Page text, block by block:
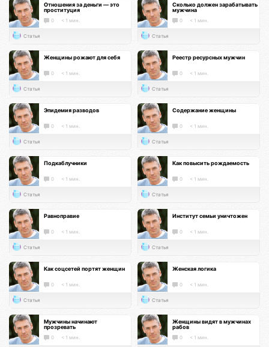
Отношения за деньги — это
проституция
0 < 1 мин.
Статья
Сколько должен зарабатывать
мужчина
0 < 1 мин.
Статья
Женщины рожают для себя
0 < 1 мин.
Статья
Реестр ресурсных мужчин
0 < 1 мин.
Статья
Эпидемия разводов
0 < 1 мин.
Статья
Содержание женщины
0 < 1 мин.
Статья
Подкаблучники
0 < 1 мин.
Статья
Как повысить рождаемость
0 < 1 мин.
Статья
Равноправие
0 < 1 мин.
Статья
Институт семьи уничтожен
0 < 1 мин.
Статья
Как соцсетей портят женщин
0 < 1 мин.
Статья
Женская логика
0 < 1 мин.
Статья
Мужчины начинают
прозревать
0 < 1 мин.
Женщины видят в мужчинах
рабов
0 < 1 мин.